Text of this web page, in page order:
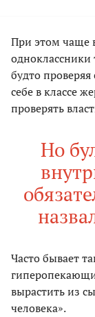
При этом чаще
одноклассники
будто
себе в классе
проверять
Но
Часто бывает
вырастить из
человека».